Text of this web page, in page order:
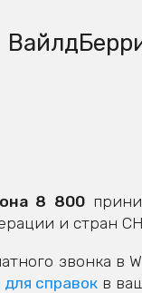
8 800
и стран
звонка в
справок в